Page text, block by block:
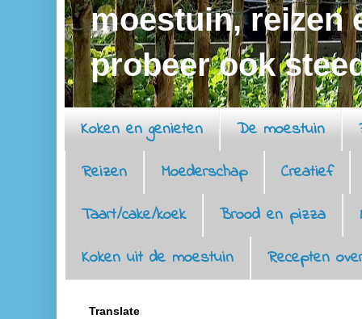
moestuin, reizen
probeer ook
Koken en genieten De moestuin
Reizen
Moederschap
Creatief
Taart/cake/koek
Brood en pizza
Koken uit de moestuin
Recepten
Translate